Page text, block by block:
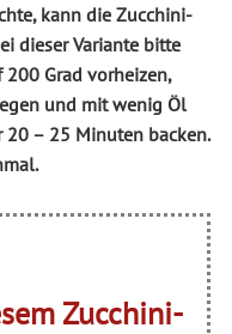
kann die Zucchini-
dieser Variante bitte
Grad vorheizen,
und mit wenig Öl
– 25 Minuten backen.
Zucchini-